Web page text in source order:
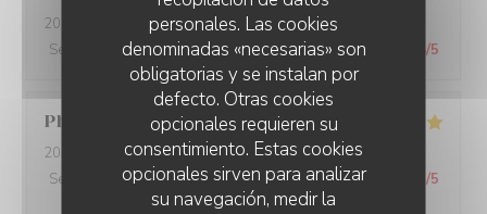
personales. Las cookies
denominadas «necesarias» son
obligatorias y se instalan por
defecto. Otras cookies
opcionales requieren su
consentimiento. Estas cookies
opcionales sirven para analizar
su navegación, medir la
2026-07-26
- 20:00 - Invitados 11
Servicio
/5 Ambiente:5/5 Menú:5/5 Calidad / Precio 4/5
Philippe
2026-07-27 - 12:00 - Invitados 3
Servicio
/5 Ambiente: 4/5 Menú: 5/5 Calidad / Precio /5